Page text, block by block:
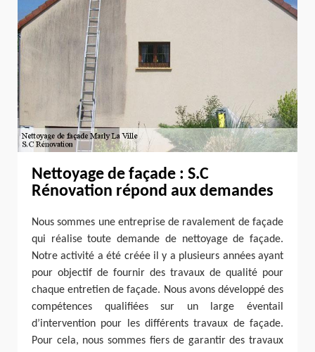
Nettoyage de façade : S.C
Rénovation répond aux demandes
Nous sommes une entreprise de ravalement de façade
qui réalise toute demande de nettoyage de façade.
Notre activité a été créée il y a plusieurs années ayant
pour objectif de fournir des travaux de qualité pour
chaque entretien de façade. Nous avons développé des
compétences qualifiées sur un large éventail
d’intervention pour les différents travaux de façade.
Pour cela, nous sommes fiers de garantir des travaux